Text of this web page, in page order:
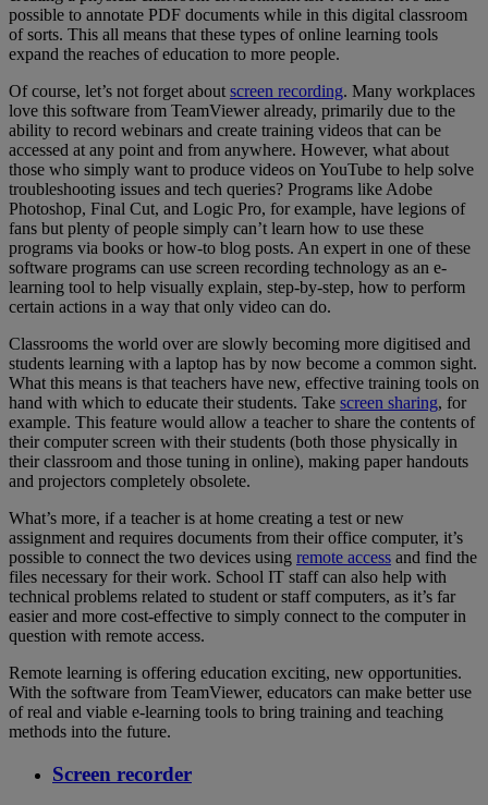
possible to annotate PDF documents while in this digital classroom
of sorts. This all means that these types of online learning tools
expand the reaches of education to more people.
Of course, let’s not forget about screen recording. Many workplaces
love this software from TeamViewer already, primarily due to the
ability to record webinars and create training videos that can be
accessed at any point and from anywhere. However, what about
those who simply want to produce videos on YouTube to help solve
troubleshooting issues and tech queries? Programs like Adobe
Photoshop, Final Cut, and Logic Pro, for example, have legions of
fans but plenty of people simply can’t learn how to use these
programs via books or how-to blog posts. An expert in one of these
software programs can use screen recording technology as an e-
learning tool to help visually explain, step-by-step, how to perform
certain actions in a way that only video can do.
Classrooms the world over are slowly becoming more digitised and
students learning with a laptop has by now become a common sight.
What this means is that teachers have new, effective training tools on
hand with which to educate their students. Take screen sharing, for
example. This feature would allow a teacher to share the contents of
their computer screen with their students (both those physically in
their classroom and those tuning in online), making paper handouts
and projectors completely obsolete.
What’s more, if a teacher is at home creating a test or new
assignment and requires documents from their office computer, it’s
possible to connect the two devices using remote access and find the
files necessary for their work. School IT staff can also help with
technical problems related to student or staff computers, as it’s far
easier and more cost-effective to simply connect to the computer in
question with remote access.
Remote learning is offering education exciting, new opportunities.
With the software from TeamViewer, educators can make better use
of real and viable e-learning tools to bring training and teaching
methods into the future.
Screen recorder